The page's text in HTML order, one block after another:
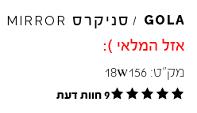
GOLA
/ סניקרס MIRROR
אזל המלאי ):
מק"ט: 18w156
9 חוות דעת